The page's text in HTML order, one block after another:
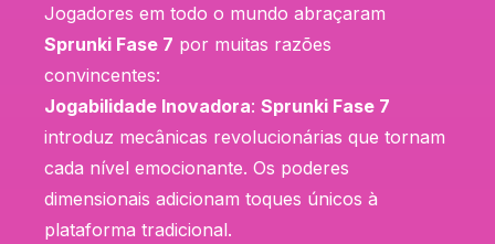
Jogadores em todo o mundo abraçaram
Sprunki Fase 7 por muitas razões
convincentes:
Jogabilidade Inovadora: Sprunki Fase 7
introduz mecânicas revolucionárias que tornam
cada nível emocionante. Os poderes
dimensionais adicionam toques únicos à
plataforma tradicional.